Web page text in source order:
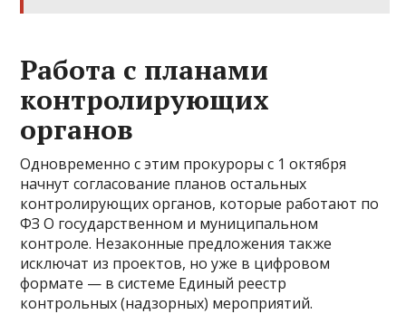
Работа с планами
контролирующих
органов
Одновременно с этим прокуроры с 1 октября
начнут согласование планов остальных
контролирующих органов, которые работают по
ФЗ О государственном и муниципальном
контроле. Незаконные предложения также
исключат из проектов, но уже в цифровом
формате — в системе Единый реестр
контрольных (надзорных) мероприятий.